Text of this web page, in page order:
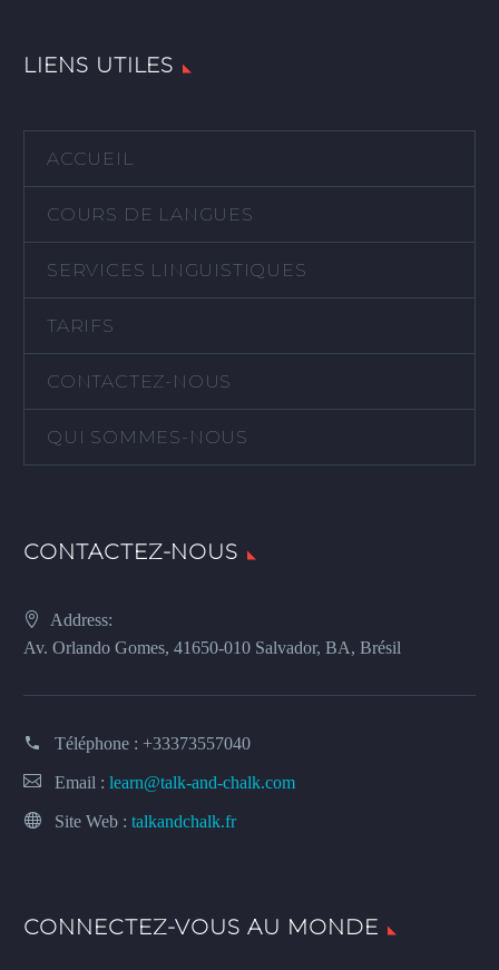
LIENS UTILES
ACCUEIL
COURS DE LANGUES
SERVICES LINGUISTIQUES
TARIFS
CONTACTEZ-NOUS
QUI SOMMES-NOUS
CONTACTEZ-NOUS
Address:
Av. Orlando Gomes, 41650-010 Salvador, BA, Brésil
Téléphone : +33373557040
Email : learn@talk-and-chalk.com
Site Web : talkandchalk.fr
CONNECTEZ-VOUS AU MONDE